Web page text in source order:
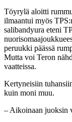
Töyrylä aloitti
ilmaantui myös
salibandyura eteni
peruukki päässä
Mutta voi Teron
vaatteissa.
Kertyneisiin
kuin moni muu.
– Aikoinaan juoksin